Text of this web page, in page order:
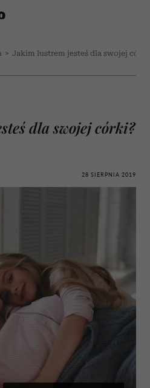
> Jakim lustrem jesteś dla swojej
dla swojej córki?
28 SIERPNIA 2019